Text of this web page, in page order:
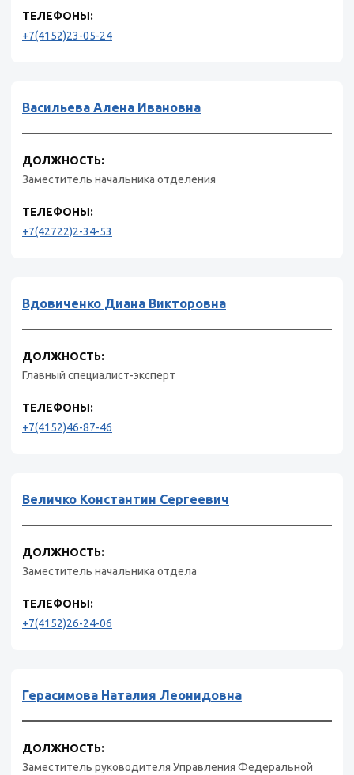
ТЕЛЕФОНЫ:
+7(4152)23-05-24
Васильева Алена Ивановна
ДОЛЖНОСТЬ:
Заместитель начальника отделения
ТЕЛЕФОНЫ:
+7(42722)2-34-53
Вдовиченко Диана Викторовна
ДОЛЖНОСТЬ:
Главный специалист-эксперт
ТЕЛЕФОНЫ:
+7(4152)46-87-46
Величко Константин Сергеевич
ДОЛЖНОСТЬ:
Заместитель начальника отдела
ТЕЛЕФОНЫ:
+7(4152)26-24-06
Герасимова Наталия Леонидовна
ДОЛЖНОСТЬ:
Заместитель руководителя Управления Федеральной